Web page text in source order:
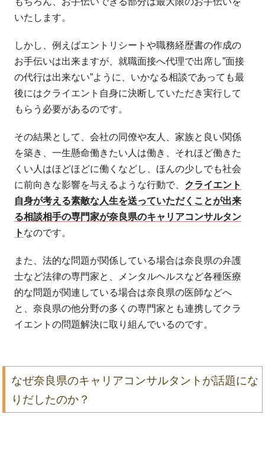
いたします。
しかし、例えばエントリシートや職務経歴書の作成の
お手伝いは出来ますが、就職面接へ代理で出席し”面接
の代行は出来ない”ように、いかなる相談であっても最
後にはクライエント自身に決断していただき実行して
もらう必要があるのです。
その結果として、会社の同僚や友人、家族と良い関係
を築き、一生懸命働きたい人は働き、それほど働きた
くい人はほどほどに働くなどし、ほんの少しでも社会
に前向きな影響を与えるような行動で、 クライエント
自身が考える素敵な人生を送っていただくことが出来
る相談相手の専門家が奈良県のキャリアコンサルタン
ト なのです。
また、法的な問題が関係している場合は奈良県の弁護
士など法律の専門家と、メンタルヘルスなど各種医療
的な問題が関連している場合は奈良県の医師などへ
と、奈良県の他分野の多くの専門家とも連携してクラ
イエントの問題解決に取り組んでいるのです。
なぜ奈良県のキャリアコンサルタントが話題にな
りだしたのか？